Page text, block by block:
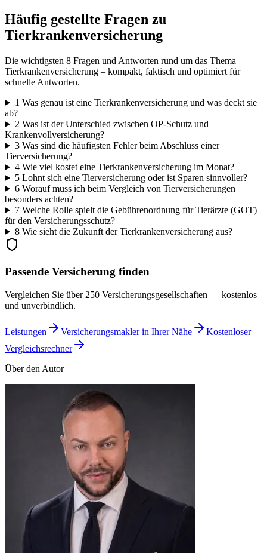
Häufig gestellte Fragen zu
Tierkrankenversicherung
Die wichtigsten 8 Fragen und Antworten rund um das Thema
Tierkrankenversicherung – kompakt, faktisch und optimiert für
schnelle Antworten.
1 Was genau ist eine Tierkrankenversicherung und was deckt sie
ab?
2 Was ist der Unterschied zwischen OP-Schutz und
Krankenvollversicherung?
3Was sind die häufigsten Fehler beim Abschluss einer
Tierversicherung?
4Wie viel kostet eine Tierkrankenversicherung im Monat?
5Lohnt sich eine Tierversicherung oder ist Sparen sinnvoller?
6Worauf muss ich beim Vergleich von Tierversicherungen
besonders achten?
7Welche Rolle spielt die Gebührenordnung für Tierärzte (GOT)
für den Versicherungsschutz?
8Wie sieht die Zukunft der Tierkrankenversicherung aus?
Passende Versicherung finden
Vergleichen Sie über 250 Versicherungsgesellschaften — kostenlos
und unverbindlich.
Leistungen Versicherungsmakler in Ihrer Nähe
Kostenloser
Vergleichsrechner
Über den Autor